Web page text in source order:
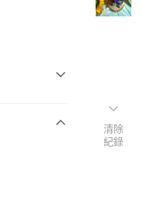
清除
紀錄